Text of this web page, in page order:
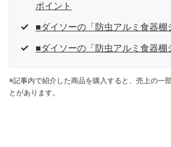
ポイント
■ダイソーの「防虫アルミ食器
■ダイソーの「防虫アルミ食器棚
※記事内で紹介した商品を購入すると、売上の一
とがあります。